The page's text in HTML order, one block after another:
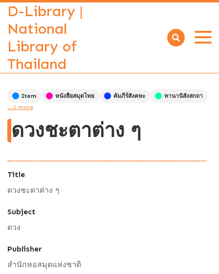
D-Library |
National
Library of
Thailand
Open
Item หนังสือสมุดไทย คัมภีร์สังคหะ
ทานานิสังสกถา
...1 more
ดวงชะตาต่าง ๆ
Title
ดวงชะตาต่าง ๆ
Subject
ดวง
Publisher
สำนักหอสมุดแห่งชาติ